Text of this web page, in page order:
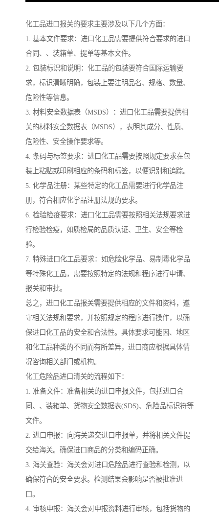
化工品进口报关的要求主要涉及以下几个方面：
1. 基本文件要求：进口化工品需要提供符合要求的进口
合同、、装箱单、提单等基本文件。
2. 包装标识和说明：化工品的包装要符合国际运输要
求，标识清晰明确，包装上要注明品名、规格、数量、
危险性等信息。
3. 材料安全数据表（MSDS）：进口化工品需要提供相
关的材料安全数据表（MSDS），表明其成分、性质、
危险性、安全操作要求等。
4. 条码与标签要求：进口化工品需要按照规定要求在包
装上粘贴或印刷相应的条码和标签，以便识别和追踪。
5. 化学品注册：某些特定的化工品需要进行化学品注
册，符合相应化学品注册法规的要求。
6. 检验检疫要求：进口化工品需要按照相关法规要求进
行检验检疫，如质检局的品质认证、卫生、安全等检
验。
7. 特殊进口化工品要求：如危险化学品、易制毒化学品
等特殊化工品，需要按照特定的法规和程序进行申请、
报关和审批。
总之，进口化工品报关需要提供相应的文件和资料，遵
守相关法规和要求，并按照规定的程序进行操作，以确
保进口化工品的安全和合法性。具体要求可能因、地区
和化工品种类的不同而有所差异，进口商应根据具体情
况咨询相关部门或机构。
化工危险品进口清关的流程如下：
1. 准备文件：准备相关的进口申报文件，包括进口合
同、、装箱单、货物安全数据表(SDS)、危险品标识符等
文件。
2. 进口申报：向海关递交进口申报单，并将相关文件提
交给海关。确保进口商品的分类和编码正确。
3. 海关查验：海关会对进口危险品进行查验和检测，以
确保符合的安全要求。检测结果会影响是否被批准进
口。
4. 审核申报：海关会对申报资料进行审核，包括货物的